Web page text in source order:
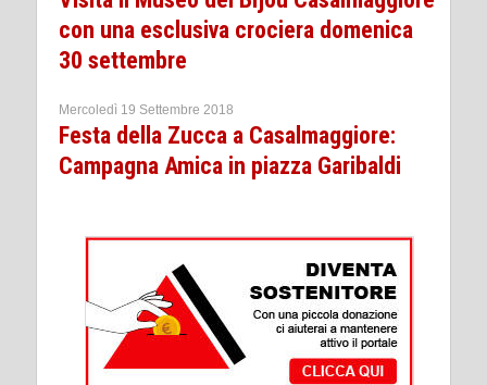
con una esclusiva crociera domenica
30 settembre
Mercoledì 19 Settembre 2018
Festa della Zucca a Casalmaggiore:
Campagna Amica in piazza Garibaldi